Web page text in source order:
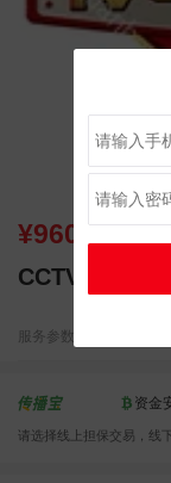
¥
CCTV我爱你
服务参数
资金
请选择线上担保交易，线